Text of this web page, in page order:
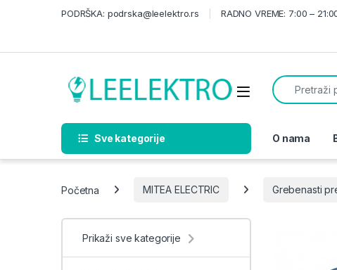
PODRŠKA: podrska@leelektro.rs RADNO VREME: 7:00 –
Search for:
Sve kategorije O nama
Početna MITEA ELECTRIC Grebenasti
Prikaži sve kategorije